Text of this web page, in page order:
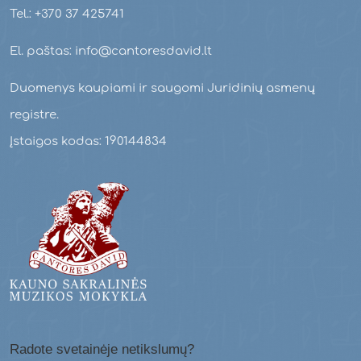
Tel.: +370 37 425741
El. paštas: info@cantoresdavid.lt
Duomenys kaupiami ir saugomi Juridinių asmenų
registre.
Įstaigos kodas: 190144834
Radote svetainėje netikslumų?